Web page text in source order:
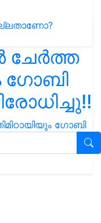
ചേർത്ത
ഗോബി